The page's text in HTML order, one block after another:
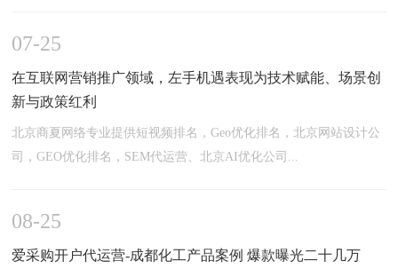
07-25
在互联网营销推广领域，左手机遇表现为技术赋能、场景创
新与政策红利
北京商夏网络专业提供短视频排名，Geo优化排名，北京网站设计公
司，GEO优化排名，SEM代运营、北京AI优化公司...
08-25
爱采购开户代运营-成都化工产品案例 爆款曝光二十几万